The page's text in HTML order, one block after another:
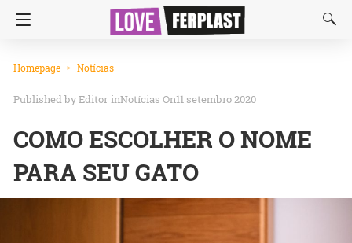
Homepage Notícias
Editor inNotícias On11 setembro 2020
COMO ESCOLHER O NOME
PARA SEU GATO